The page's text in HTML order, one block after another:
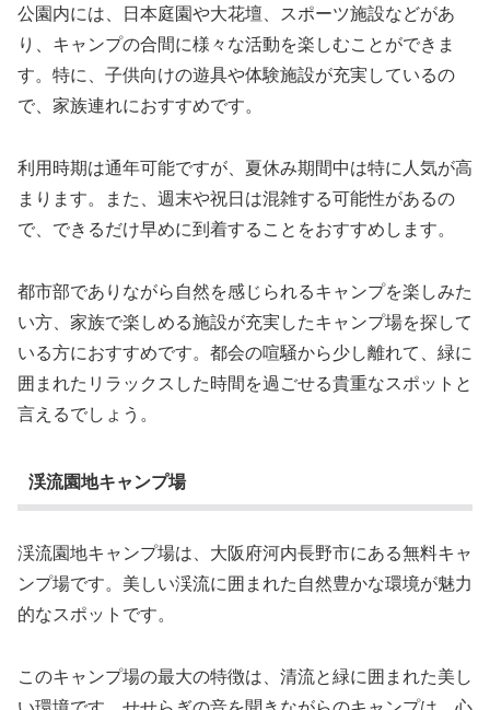
公園内には、日本庭園や大花壇、スポーツ施設などがあ
り、キャンプの合間に様々な活動を楽しむことができま
す。特に、子供向けの遊具や体験施設が充実しているの
で、家族連れにおすすめです。
利用時期は通年可能ですが、夏休み期間中は特に人気が高
まります。また、週末や祝日は混雑する可能性があるの
で、できるだけ早めに到着することをおすすめします。
都市部でありながら自然を感じられるキャンプを楽しみた
い方、家族で楽しめる施設が充実したキャンプ場を探して
いる方におすすめです。都会の喧騒から少し離れて、緑に
囲まれたリラックスした時間を過ごせる貴重なスポットと
言えるでしょう。
渓流園地キャンプ場
渓流園地キャンプ場は、大阪府河内長野市にある無料キャ
ンプ場です。美しい渓流に囲まれた自然豊かな環境が魅力
的なスポットです。
このキャンプ場の最大の特徴は、清流と緑に囲まれた美し